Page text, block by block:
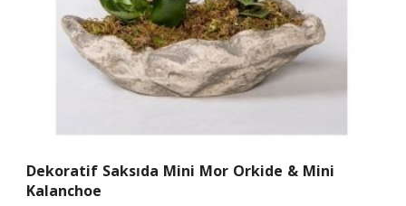
Dekoratif Saksıda Mini Mor Orkide & Mini
Kalanchoe